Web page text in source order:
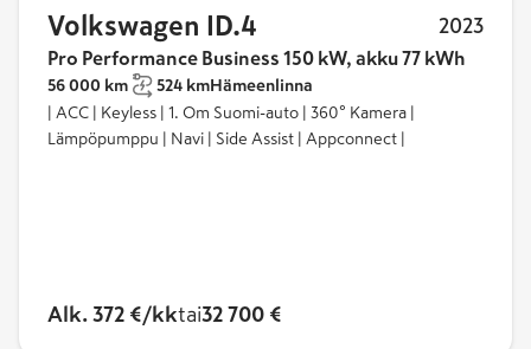
Volkswagen ID.4 2023
Pro Performance Business 150 kW, akku 77 kWh
56 000 km 524 kmHämeenlinna
| ACC | Keyless | 1. Om Suomi-auto | 360° Kamera |
Lämpöpumppu | Navi | Side Assist | Appconnect |
Alk. 372 €/kktai32 700 €